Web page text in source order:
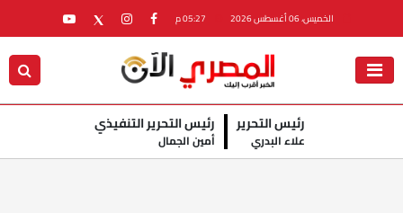
الخميس، 06 أغسطس 2026
رئيس التحرير
علاء البدري
رئيس التحرير التنفيذي
أمين الجمال